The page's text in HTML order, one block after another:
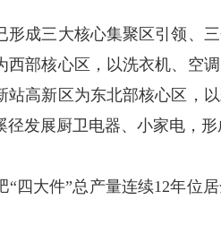
三大核心集聚区引领、三
西部核心区，以洗衣机、空
站高新区为东北部核心区，
径发展厨卫电器、小家电，
大件”总产量连续12年位居